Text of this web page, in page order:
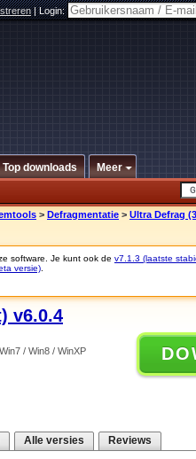
|Login:
Top downloads Meer
> Defragmentatie > Ultra Defrag
software. Je kunt ook de v7.1.3 (laatste
versie)
v6.0.4
/ Win8 / WinXP
Alle versies Reviews